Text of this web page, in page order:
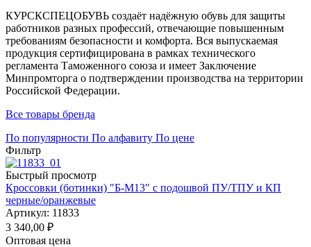
КУРСКСПЕЦОБУВЬ создаёт надёжную обувь для защиты
работников разных профессий, отвечающие повышенным
требованиям безопасности и комфорта. Вся выпускаемая
продукция сертифицирована в рамках технического
регламента Таможенного союза и имеет Заключение
Минпромторга о подтверждении производства на территории
Российской Федерации.
Все товары бренда
По популярности По алфавиту По цене
Фильтр
Быстрый просмотр
Кроссовки (ботинки) "Б-М13" с подошвой ПУ/ТПУ и КП
черные/оранжевые
Артикул: 11833
3 340,00 ₽
Оптовая цена